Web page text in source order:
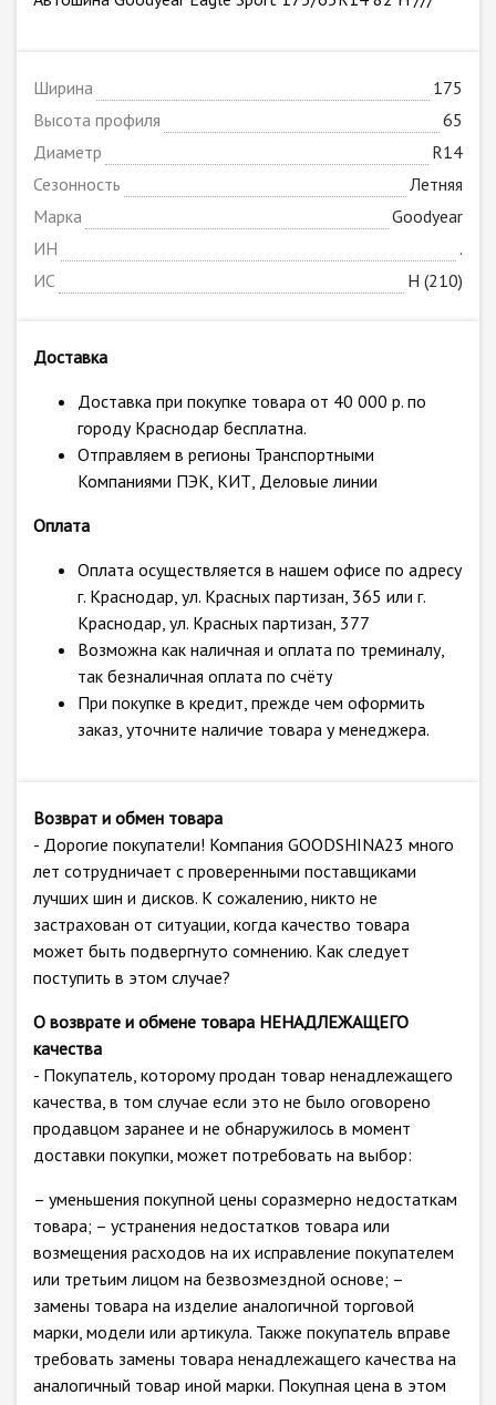
Ширина
175
Высота профиля
65
Диаметр
R14
Сезонность
Летняя
Марка
Goodyear
ИН
.
ИС
H (210)
Доставка
Доставка при покупке товара от 40 000 р. по
городу Краснодар бесплатна.
Отправляем в регионы Транспортными
Компаниями ПЭК, КИТ, Деловые линии
Оплата
Оплата осуществляется в нашем офисе по адресу
г. Краснодар, ул. Красных партизан, 365 или г.
Краснодар, ул. Красных партизан, 377
Возможна как наличная и оплата по треминалу,
так безналичная оплата по счёту
При покупке в кредит, прежде чем оформить
заказ, уточните наличие товара у менеджера.
Возврат и обмен товара
- Дорогие покупатели! Компания GOODSHINA23 много
лет сотрудничает с проверенными поставщиками
лучших шин и дисков. К сожалению, никто не
застрахован от ситуации, когда качество товара
может быть подвергнуто сомнению. Как следует
поступить в этом случае?
О возврате и обмене товара НЕНАДЛЕЖАЩЕГО
качества
- Покупатель, которому продан товар ненадлежащего
качества, в том случае если это не было оговорено
продавцом заранее и не обнаружилось в момент
доставки покупки, может потребовать на выбор:
– уменьшения покупной цены соразмерно недостаткам
товара; – устранения недостатков товара или
возмещения расходов на их исправление покупателем
или третьим лицом на безвозмездной основе; –
замены товара на изделие аналогичной торговой
марки, модели или артикула. Также покупатель вправе
требовать замены товара ненадлежащего качества на
аналогичный товар иной марки. Покупная цена в этом